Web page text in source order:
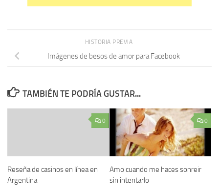
HISTORIA PREVIA
Imágenes de besos de amor para Facebook
TAMBIÉN TE PODRÍA GUSTAR...
0
Reseña de casinos en línea en
Argentina
0
Amo cuando me haces sonreir
sin intentarlo